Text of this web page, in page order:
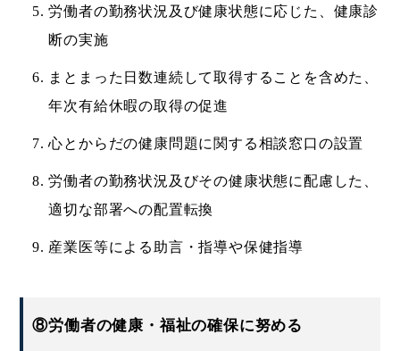
労働者の勤務状況及び健康状態に応じた、健康診
断の実施
まとまった日数連続して取得することを含めた、
年次有給休暇の取得の促進
心とからだの健康問題に関する相談窓口の設置
労働者の勤務状況及びその健康状態に配慮した、
適切な部署への配置転換
産業医等による助言・指導や保健指導
⑧労働者の健康・福祉の確保に努める